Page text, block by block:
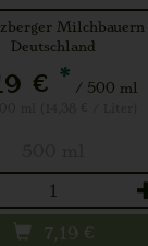
Milchbauern
Deutschland
€ * / 500 ml
7,19 €